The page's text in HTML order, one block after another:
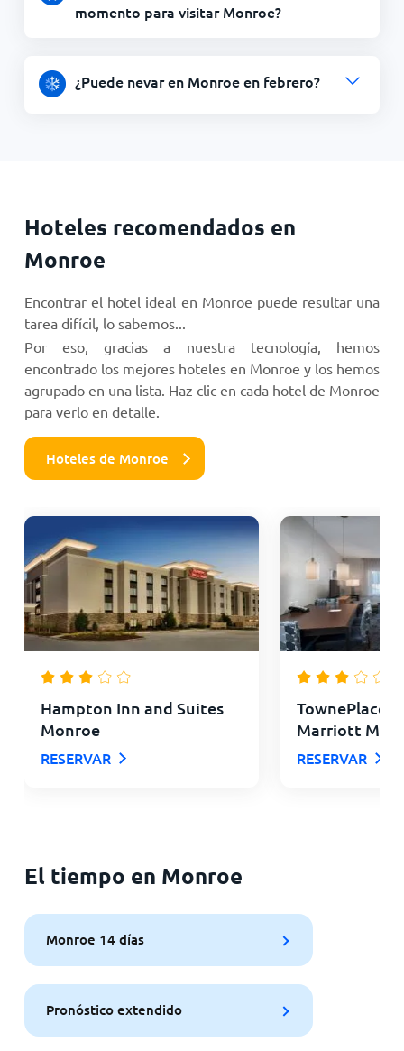
momento para visitar Monroe?
¿Puede nevar en Monroe en febrero?
Hoteles recomendados en
Monroe
Encontrar el hotel ideal en Monroe puede resultar una
tarea difícil, lo sabemos...
Por eso, gracias a nuestra tecnología, hemos
encontrado los mejores hoteles en Monroe y los hemos
agrupado en una lista. Haz clic en cada hotel de Monroe
para verlo en detalle.
Hoteles de Monroe
Hampton Inn and Suites
Monroe
RESERVAR
TownePlace
Marriott
RESERVAR
El tiempo en Monroe
Monroe 14 días
Pronóstico extendido